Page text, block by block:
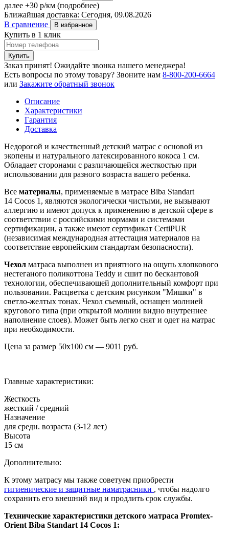
далее +30 р/км (подробнее)
Ближайшая доставка: Сегодня, 09.08.2026
В сравнение
В избранное
Купить в 1 клик
Купить
Заказ принят! Ожидайте звонка нашего менеджера!
Есть вопросы по этому товару? Звоните нам 8-800-200-6664
или Закажите обратный звонок
Описание
Характеристики
Гарантия
Доставка
Недорогой и качественный детский матрас с основой из
экопены и натурального латексированного кокоса 1 см.
Обладает сторонами с различающейся жесткостью при
использовании для разного возраста вашего ребенка.
Все материалы, применяемые в матрасе Biba Standart
14 Cocos 1, являются экологически чистыми, не вызывают
аллергию и имеют допуск к применению в детской сфере в
соответствии с российскими нормами и системами
сертификации, а также имеют сертификат CertiPUR
(независимая международная аттестация материалов на
соответствие европейским стандартам безопасности).
Чехол матраса выполнен из приятного на ощупь хлопкового
нестеганого поликоттона Teddy и сшит по бескантовой
технологии, обеспечивающей дополнительный комфорт при
пользовании. Расцветка с детским рисунком "Мишки" в
светло-желтых тонах. Чехол съемный, оснащен молнией
кругового типа (при открытой молнии видно внутреннее
наполнение слоев). Может быть легко снят и одет на матрас
при необходимости.
Цена за размер 50х100 см — 9011 руб.
Главные характеристики:
Жесткость
жесткий / средний
Назначение
для средн. возраста (3-12 лет)
Высота
15 см
Дополнительно:
К этому матрасу мы также советуем приобрести
гигиенические и защитные наматрасники , чтобы надолго
сохранить его внешний вид и продлить срок службы.
Технические характеристики детского матраса Promtex-
Orient Biba Standart 14 Cocos 1: